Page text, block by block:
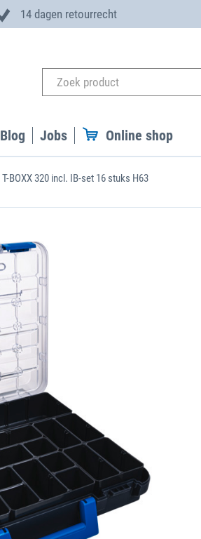
14 dagen retourrecht
Blog Jobs Online shop
T-BOXX 320 incl. IB-set 16 stuks H63